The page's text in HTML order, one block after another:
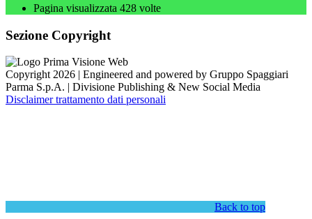
Pagina visualizzata 428 volte
Sezione Copyright
Copyright 2026 | Engineered and powered by Gruppo Spaggiari
Parma S.p.A. | Divisione Publishing & New Social Media
Disclaimer trattamento dati personali
Back to top